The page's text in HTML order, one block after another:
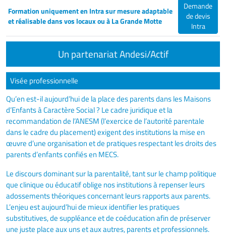
Formation uniquement en Intra sur mesure adaptable
et réalisable dans vos locaux ou à La Grande Motte
Demande
de devis
Intra
Un partenariat Andesi/Actif
Visée professionnelle
Qu’en est-il aujourd’hui de la place des parents dans les Maisons
d’Enfants à Caractère Social ? Le cadre juridique et la
recommandation de l’ANESM (l’exercice de l’autorité parentale
dans le cadre du placement) exigent des institutions la mise en
œuvre d’une organisation et de pratiques respectant les droits des
parents d’enfants confiés en MECS.
Le discours dominant sur la parentalité, tant sur le champ politique
que clinique ou éducatif oblige nos institutions à repenser leurs
adossements théoriques concernant leurs rapports aux parents.
L’enjeu est aujourd’hui de mieux identifier les pratiques
substitutives, de suppléance et de coéducation afin de préserver
une juste place aux uns et aux autres, parents et professionnels.